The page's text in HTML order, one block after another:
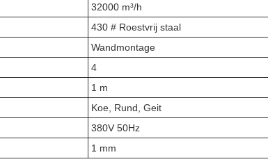
32000 m³/h
430 # Roestvrij staal
Wandmontage
4
1 m
Koe, Rund, Geit
380V 50Hz
1 mm